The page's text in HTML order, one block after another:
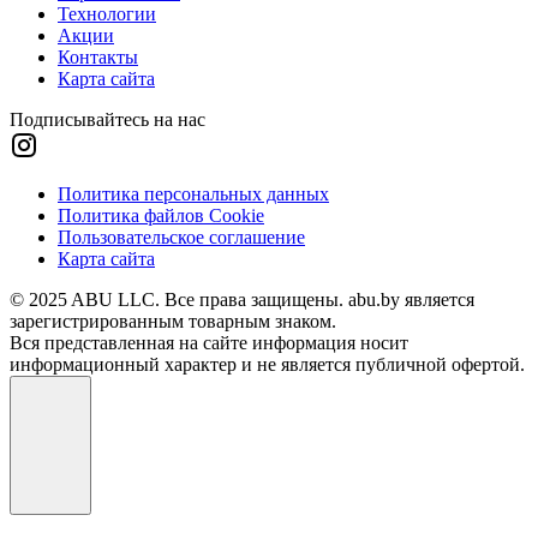
Технологии
Акции
Контакты
Карта сайта
Подписывайтесь на нас
Политика персональных данных
Политика файлов Cookie
Пользовательское соглашение
Карта сайта
© 2025 ABU LLC. Все права защищены. abu.by является
зарегистрированным товарным знаком.
Вся представленная на сайте информация носит
информационный характер и не является публичной офертой.